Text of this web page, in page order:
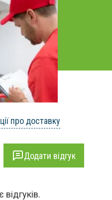
про доставку
Додати відгук